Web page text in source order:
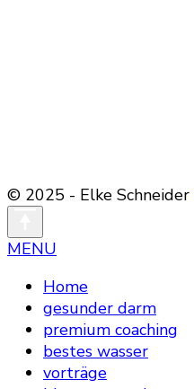
© 2025 - Elke Schneider
MENU
Home
gesunder darm
premium coaching
bestes wasser
vorträge